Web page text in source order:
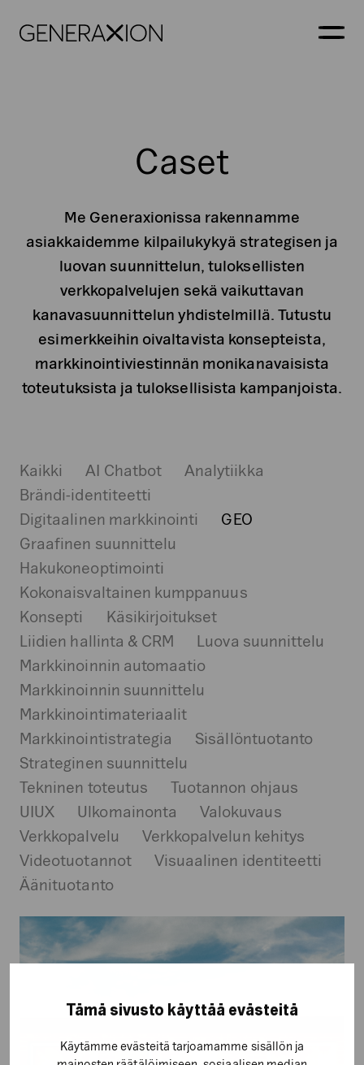
Tämä sivusto käyttää evästeitä
Käytämme evästeitä tarjoamamme sisällön ja
Generaxion
Caset
Me Generaxionissa rakennamme
asiakkaidemme kilpailukykyä strategisen ja
luovan suunnittelun, tuloksellisten
verkkopalvelujen sekä vaikuttavan
kanavasuunnittelun yhdistelmillä. Tutustu
esimerkkeihin oivaltavista konsepteista,
markkinointiviestinnän monikanavaisista
toteutuksista ja tuloksellisista kampanjoista.
Kaikki AI Chatbot
Analytiikka
Brändi-identiteetti
Digitaalinen markkinointi
GEO
Graafinen suunnittelu
Hakukoneoptimointi
Kokonaisvaltainen kumppanuus
Konsepti
Käsikirjoitukset
Liidien hallinta & CRM
Luova suunnittelu
Markkinoinnin automaatio
Markkinoinnin suunnittelu
Markkinointimateriaalit
Markkinointistrategia
Sisällöntuotanto
Strateginen suunnittelu
Tekninen toteutus
Tuotannon ohjaus
UIUX
Ulkomainonta
Valokuvaus
Verkkopalvelu
Verkkopalvelun kehitys
Videotuotannot
Visuaalinen identiteetti
Äänituotanto
Group
Oy